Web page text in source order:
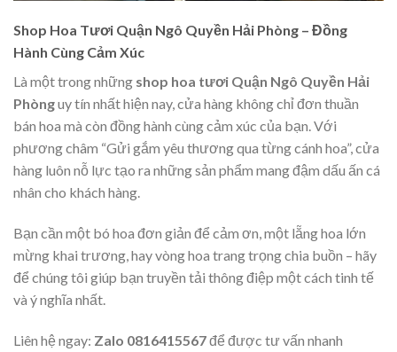
Shop Hoa Tươi Quận Ngô Quyền Hải Phòng – Đồng
Hành Cùng Cảm Xúc
Là một trong những shop hoa tươi Quận Ngô Quyền Hải
Phònguy tín nhất hiện nay, cửa hàng không chỉ đơn thuần
bán hoa mà còn đồng hành cùng cảm xúc của bạn. Với
phương châm “Gửi gắm yêu thương qua từng cánh hoa”, cửa
hàng luôn nỗ lực tạo ra những sản phẩm mang đậm dấu ấn cá
nhân cho khách hàng.
Bạn cần một bó hoa đơn giản để cảm ơn, một lẵng hoa lớn
mừng khai trương, hay vòng hoa trang trọng chia buồn – hãy
để chúng tôi giúp bạn truyền tải thông điệp một cách tinh tế
và ý nghĩa nhất.
Liên hệ ngay: Zalo 0816415567để được tư vấn nhanh